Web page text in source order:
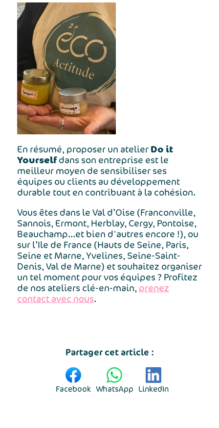
En résumé, proposer un atelier Do it
Yourselfdans son entreprise est le
meilleur moyen de sensibiliser ses
équipes ou clients au développement
durable tout en contribuant à la cohésion.
Vous êtes dans le Val d’Oise (Franconville,
Sannois, Ermont, Herblay, Cergy, Pontoise,
Beauchamp…et bien d'autres encore !), ou
sur l’Ile de France (Hauts de Seine, Paris,
Seine et Marne, Yvelines, Seine-Saint-
Denis, Val de Marne) et souhaitez organiser
un tel moment pour vos équipes ? Profitez
de nos ateliers clé-en-main, prenez
contact avec nous.
Partager cet article :
Facebook WhatsApp LinkedIn